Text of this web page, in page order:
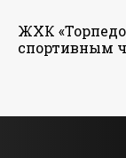
ЖХК
спортивным